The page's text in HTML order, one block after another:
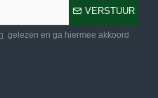
VERSTUUR
gelezen en ga hiermee akkoord